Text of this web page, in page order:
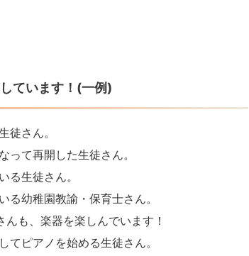
しています！(一例)
徒さん。
って再開した生徒さん。
る生徒さん。
る幼稚園教諭・保育士さん。
も、楽器を楽しんでいます！
てピアノを始める生徒さん。